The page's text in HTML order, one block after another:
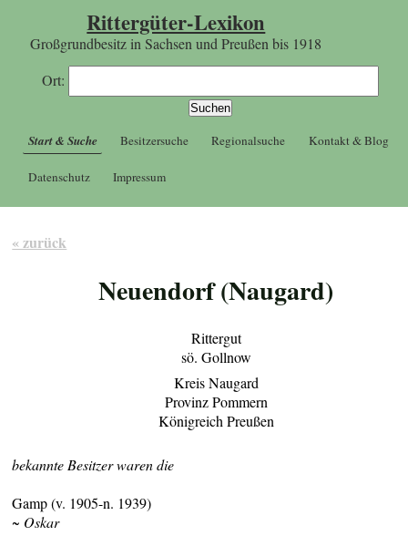
Rittergüter-Lexikon
Großgrundbesitz in Sachsen und Preußen bis 1918
Ort:
Start & Suche Besitzersuche Regionalsuche Kontakt & Blog
Datenschutz Impressum
« zurück
Neuendorf (Naugard)
Rittergut
sö. Gollnow
Kreis Naugard
Provinz Pommern
Königreich Preußen
bekannte Besitzer waren die
Gamp (v. 1905-n. 1939)
~ Oskar